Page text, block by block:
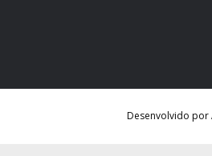
Desenvolvido por